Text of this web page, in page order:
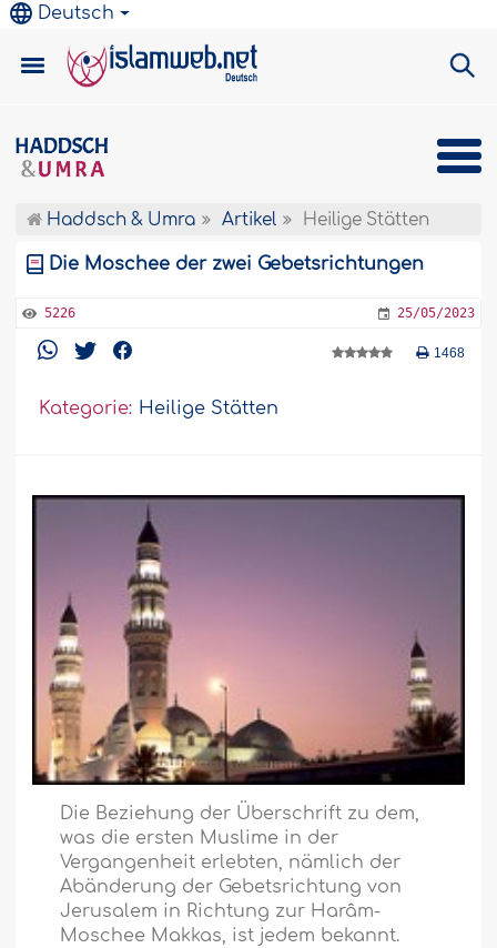
Deutsch
Haddsch & Umra Artikel Heilige Stätten
Die Moschee der zwei Gebetsrichtungen
5226 25/05/2023
1468
Kategorie: Heilige Stätten
Die Beziehung der Überschrift zu dem,
was die ersten Muslime in der
Vergangenheit erlebten, nämlich der
Abänderung der Gebetsrichtung von
Jerusalem in Richtung zur Harâm-
Moschee Makkas, ist jedem bekannt.